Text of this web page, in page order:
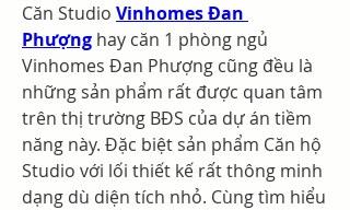
Căn Studio Vinhomes Đan
Phượng hay căn 1 phòng ngủ
Vinhomes Đan Phượng cũng đều là
những sản phẩm rất được quan tâm
trên thị trường BĐS của dự án tiềm
năng này. Đặc biệt sản phẩm Căn hộ
Studio với lối thiết kế rất thông minh
dạng dù diện tích nhỏ. Cùng tìm hiểu